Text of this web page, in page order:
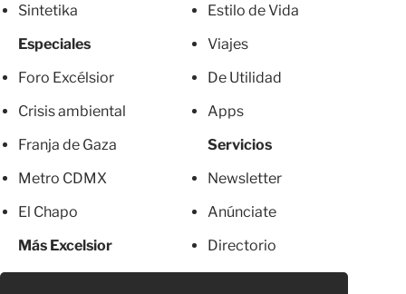
Sintetika
Especiales
Foro Excélsior
Crisis ambiental
Franja de Gaza
Metro CDMX
El Chapo
Más Excelsior
Estilo de Vida
Viajes
De Utilidad
Apps
Servicios
Newsletter
Anúnciate
Directorio